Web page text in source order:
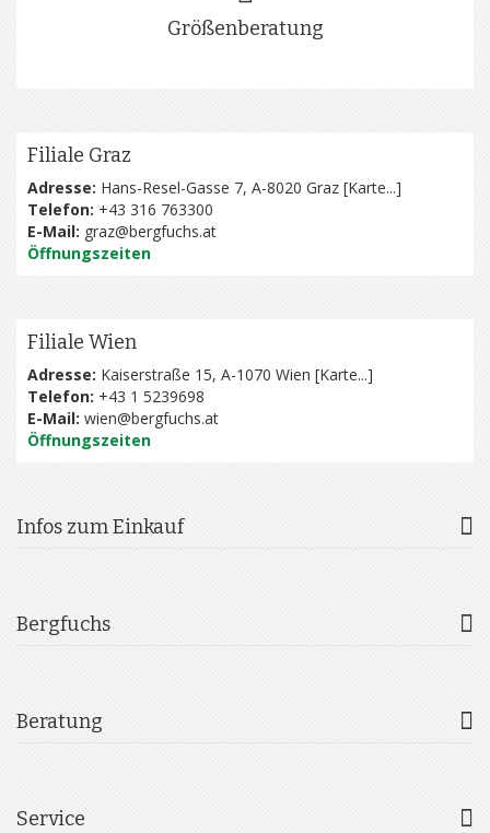
Größenberatung
Filiale Graz
Adresse: Hans-Resel-Gasse 7, A-8020 Graz [Karte...]
Telefon: +43 316 763300
E-Mail: graz@bergfuchs.at
Öffnungszeiten
Filiale Wien
Adresse: Kaiserstraße 15, A-1070 Wien [Karte...]
Telefon: +43 1 5239698
E-Mail: wien@bergfuchs.at
Öffnungszeiten
Infos zum Einkauf
Bergfuchs
Beratung
Service